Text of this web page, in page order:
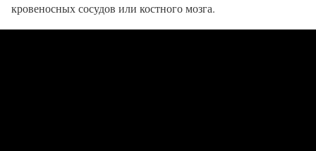
кровеносных сосудов или костного мозга.